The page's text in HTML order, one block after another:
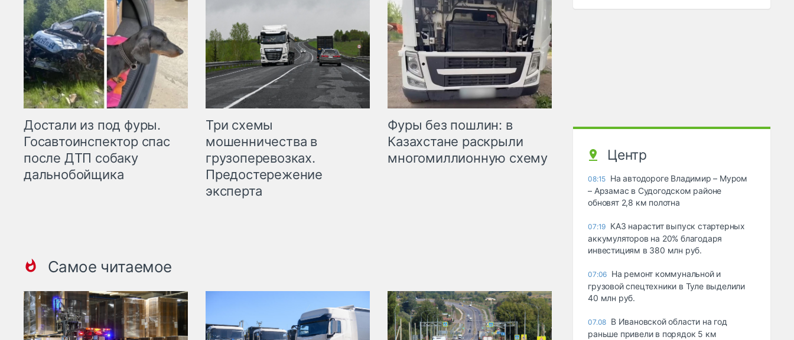
Достали из под фуры.
Госавтоинспектор спас
после ДТП собаку
дальнобойщика
Три схемы
мошенничества в
грузоперевозках.
Предостережение
эксперта
Фуры без пошлин: в
Казахстане раскрыли
многомиллионную схему
Самое читаемое
Центр
08:15 На автодороге Владимир – Муром
– Арзамас в Судогодском районе
обновят 2,8 км полотна
07:19 КАЗ нарастит выпуск стартерных
аккумуляторов на 20% благодаря
инвестициям в 380 млн руб.
07:06 На ремонт коммунальной и
грузовой спецтехники в Туле выделили
40 млн руб.
07.08 В Ивановской области на год
раньше привели в порядок 5 км